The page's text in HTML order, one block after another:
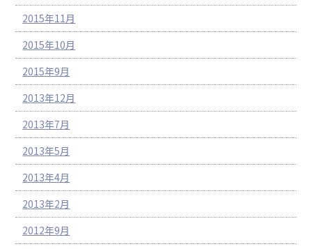
2015年11月
2015年10月
2015年9月
2013年12月
2013年7月
2013年5月
2013年4月
2013年2月
2012年9月